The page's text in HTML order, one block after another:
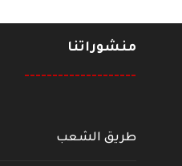
منشوراتنا
--------------------
طريق الشعب